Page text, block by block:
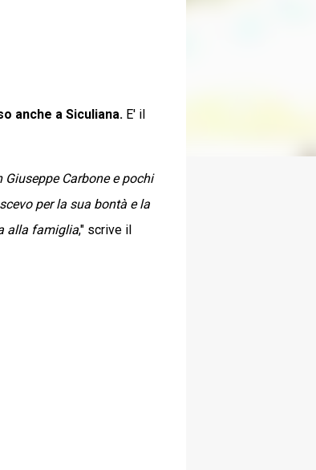
anche a Siculiana. E' il
Carbone e pochi
per la sua bontà e la
alla famiglia," scrive il